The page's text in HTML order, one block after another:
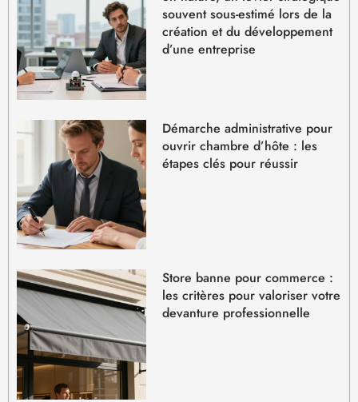
souvent sous-estimé lors de la
création et du développement
d’une entreprise
Démarche administrative pour
ouvrir chambre d’hôte : les
étapes clés pour réussir
Store banne pour commerce :
les critères pour valoriser votre
devanture professionnelle